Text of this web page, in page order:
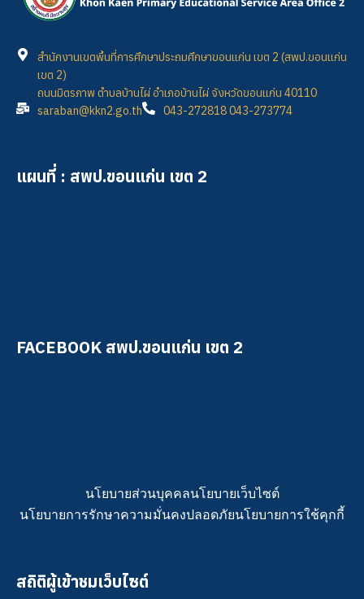
สำนักงานเขตพื้นที่การศึกษาประถมศึกษาขอนแก่น เขต 2 (สพป.ขอนแก่น
เขต 2)
ถนนมิตรภาพ ตำบลบ้านไผ่ อำเภอบ้านไผ่ จังหวัดขอนแก่น 40110
saraban@kkn2.go.th
043-272818 043-273774
แผนที่ : สพป.ขอนแก่น เขต 2
FACEBOOK สพป.ขอนแก่น เขต 2
นโยบายส่วนบุคคลนโยบายเว็บไซต์
นโยบายการรักษาความมั่นคงปลอดภัยนโยบายการใช้คุกกี้
สถิติผู้เข้าชมเว็บไซต์